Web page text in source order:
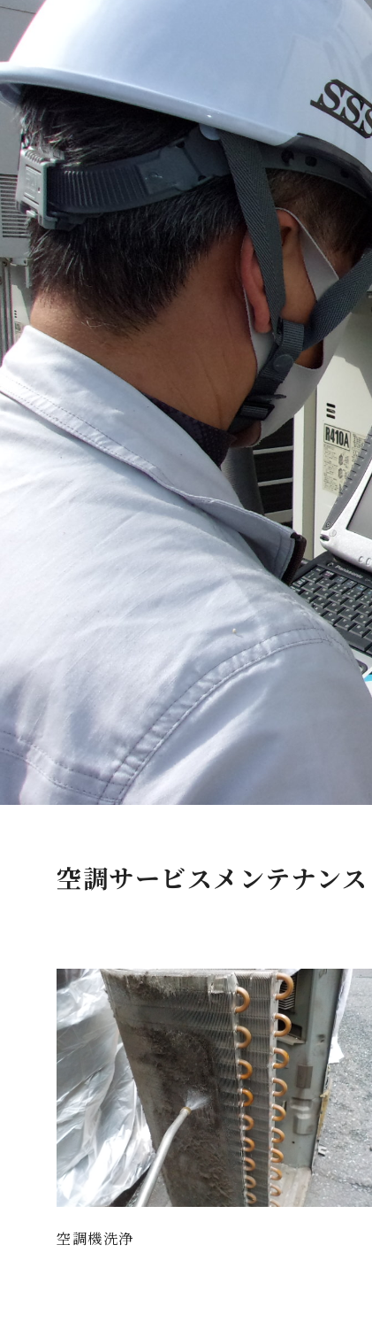
空調サービスメンテナンス
空調機洗浄